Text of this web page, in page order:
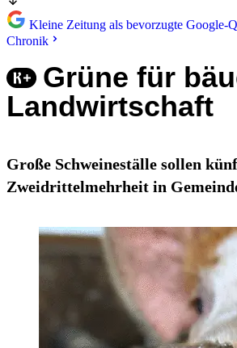
Kleine Zeitung als bevorzugte Google-
Chronik
Grüne für
Landwirtschaft
Große Schweineställe sollen
Zweidrittelmehrheit in